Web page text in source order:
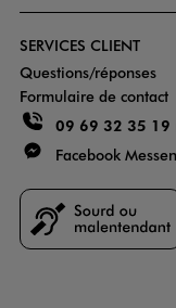
SERVICES CLIENT
Questions/réponses
Formulaire de contact
09 69 32 35 19
Facebook